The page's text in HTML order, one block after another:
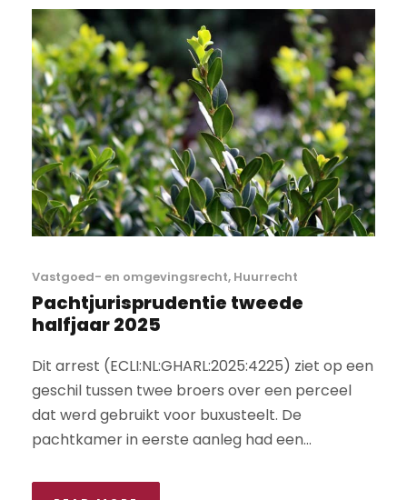
Vastgoed- en omgevingsrecht, Huurrecht
Pachtjurisprudentie tweede
halfjaar 2025
Dit arrest (ECLI:NL:GHARL:2025:4225) ziet op een
geschil tussen twee broers over een perceel
dat werd gebruikt voor buxusteelt. De
pachtkamer in eerste aanleg had een...